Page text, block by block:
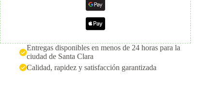
Entregas disponibles en menos de 24 horas para la
ciudad de Santa Clara
Calidad, rapidez y satisfacción garantizada